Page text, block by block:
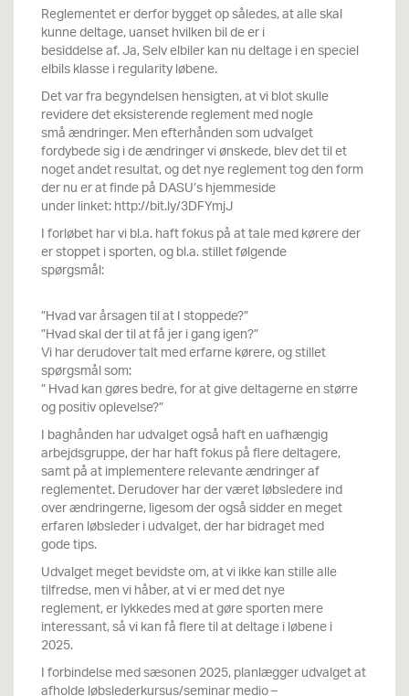
Reglementet er derfor bygget op således, at alle skal
kunne deltage, uanset hvilken bil de er i
besiddelse af. Ja, Selv elbiler kan nu deltage i en speciel
elbils klasse i regularity løbene.
Det var fra begyndelsen hensigten, at vi blot skulle
revidere det eksisterende reglement med nogle
små ændringer. Men efterhånden som udvalget
fordybede sig i de ændringer vi ønskede, blev det til et
noget andet resultat, og det nye reglement tog den form
der nu er at finde på DASU’s hjemmeside
under linket: http://bit.ly/3DFYmjJ
I forløbet har vi bl.a. haft fokus på at tale med kørere der
er stoppet i sporten, og bl.a. stillet følgende
spørgsmål:
”Hvad var årsagen til at I stoppede?”
”Hvad skal der til at få jer i gang igen?”
Vi har derudover talt med erfarne kørere, og stillet
spørgsmål som:
” Hvad kan gøres bedre, for at give deltagerne en større
og positiv oplevelse?”
I baghånden har udvalget også haft en uafhængig
arbejdsgruppe, der har haft fokus på flere deltagere,
samt på at implementere relevante ændringer af
reglementet. Derudover har der været løbsledere ind
over ændringerne, ligesom der også sidder en meget
erfaren løbsleder i udvalget, der har bidraget med
gode tips.
Udvalget meget bevidste om, at vi ikke kan stille alle
tilfredse, men vi håber, at vi er med det nye
reglement, er lykkedes med at gøre sporten mere
interessant, så vi kan få flere til at deltage i løbene i
2025.
I forbindelse med sæsonen 2025, planlægger udvalget at